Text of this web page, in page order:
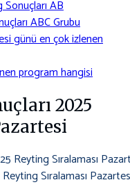
AB
ABC Grubu
günü en çok izlenen
program hangisi
2025
Sıralaması